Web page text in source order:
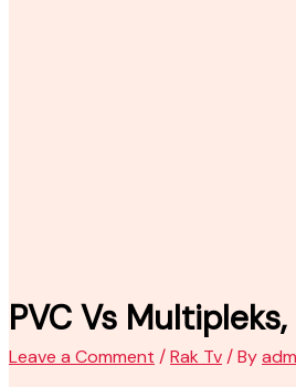
PVC Vs
Leave a Comment /Rak Tv / By